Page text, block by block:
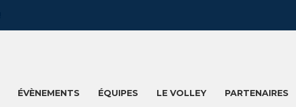
ÉVÈNEMENTS ÉQUIPES LE VOLLEY PARTENAIRES